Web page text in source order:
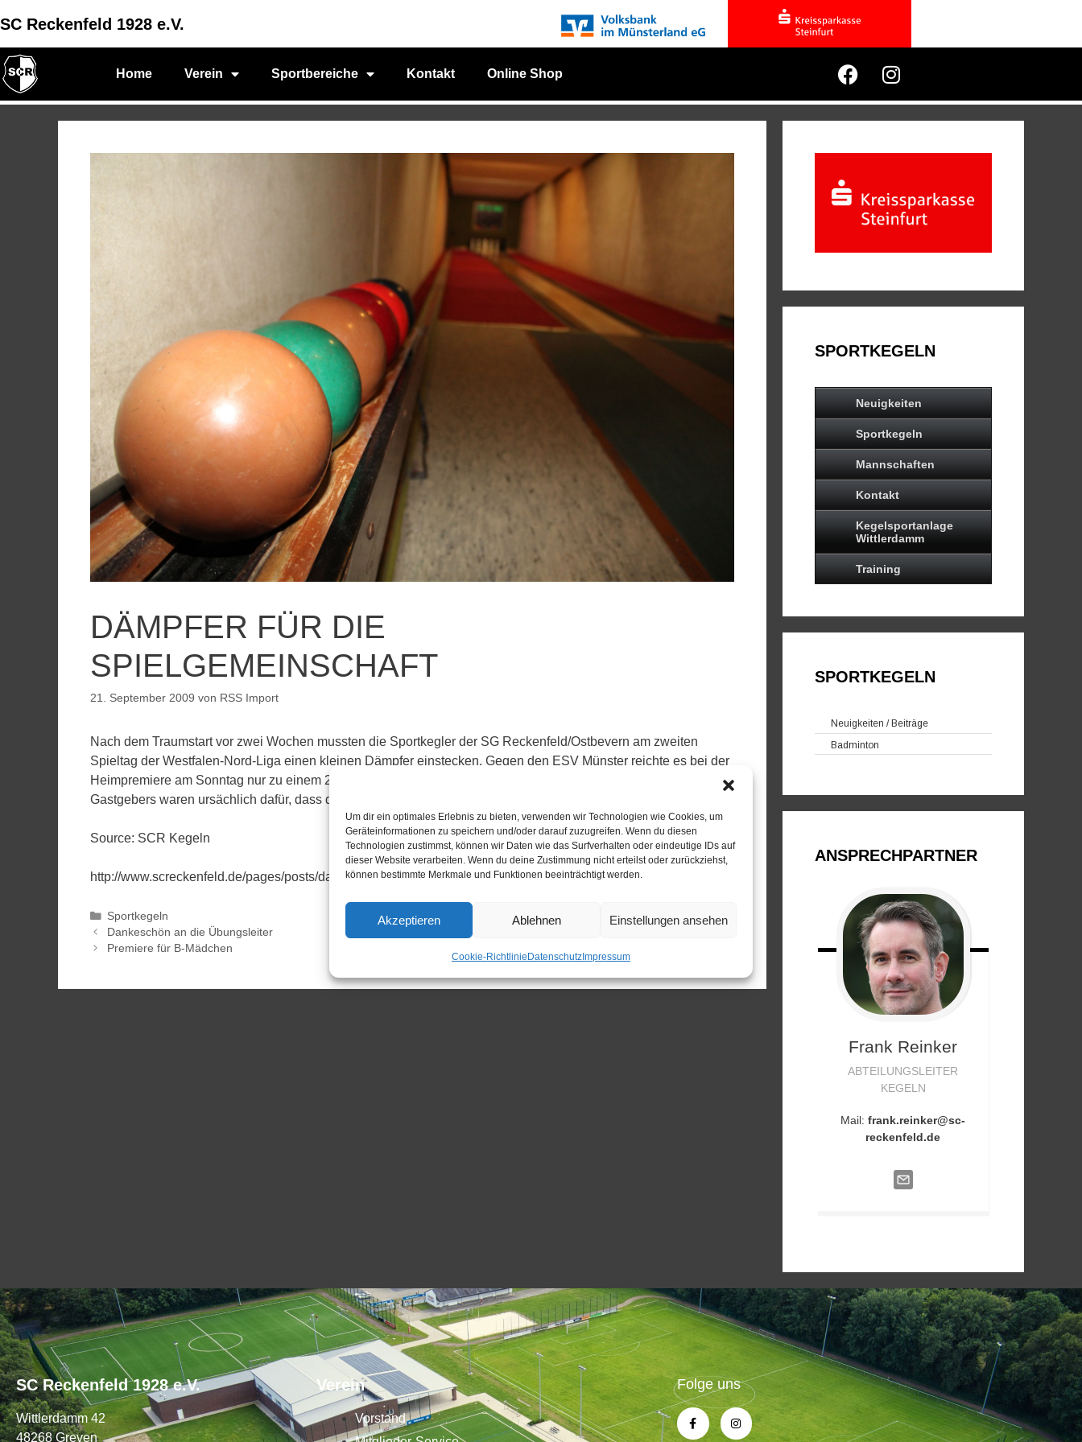
Um dir ein optimales Erlebnis zu bieten, verwenden wir Technologien wie Cookies, um
Geräteinformationen zu speichern und/oder darauf zuzugreifen. Wenn du diesen
Technologien zustimmst, können wir Daten wie das Surfverhalten oder eindeutige IDs auf
dieser Website verarbeiten. Wenn du deine Zustimmung nicht erteilst oder zurückziehst,
können bestimmte Merkmale und Funktionen beeinträchtigt werden.
Akzeptieren Ablehnen Einstellungen ansehen
Cookie-Richtlinie DatenschutzImpressum
SC Reckenfeld 1928 e.V.
Home Verein Sportbereiche Kontakt Online Shop
DÄMPFER FÜR DIE
SPIELGEMEINSCHAFT
21. September 2009 von RSS Import
Nach dem Traumstart vor zwei Wochen mussten die Sportkegler der SG Reckenfeld/Ostbevern am zweiten
Spieltag der Westfalen-Nord-Liga einen kleinen Dämpfer einstecken. Gegen den ESV Münster reichte es bei der
Heimpremiere am Sonntag nur zu einem 2:1 (44:34/4716:4598). Zwei mäßige Ergebnisse auf Seiten des
Gastgebers waren ursächlich dafür, dass der Zusatzpunkt nicht zu halten war.
Source: SCR Kegeln
http://www.screckenfeld.de/pages/posts/daempfer-fuer-die-spielgemeinschaft-166.php
Sportkegeln
Dankeschön an die Übungsleiter
Premiere für B-Mädchen
SPORTKEGELN
Neuigkeiten
Sportkegeln
Mannschaften
Kontakt
Kegelsportanlage
Wittlerdamm
Training
SPORTKEGELN
Neuigkeiten / Beiträge
Badminton
ANSPRECHPARTNER
Frank Reinker
ABTEILUNGSLEITER
KEGELN
Mail:frank.reinker@sc-
reckenfeld.de
SC Reckenfeld 1928 e.V.
Wittlerdamm 42
48268 Greven
Verein
Vorstand
Folge uns